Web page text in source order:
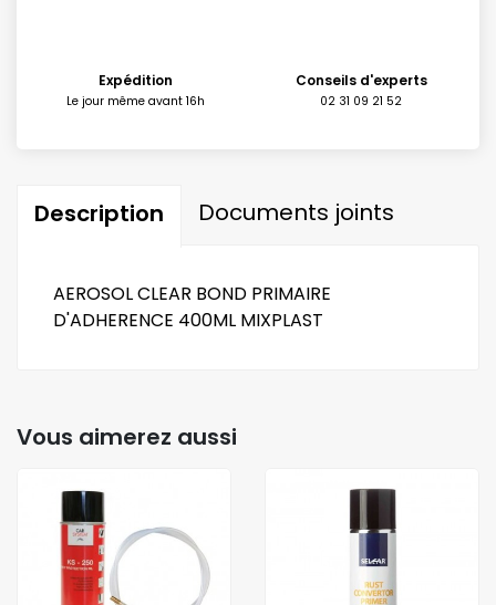
Expédition
Le jour même avant 16h
Conseils d'experts
02 31 09 21 52
Description Documents joints
AEROSOL CLEAR BOND PRIMAIRE
D'ADHERENCE 400ML MIXPLAST
Vous aimerez aussi